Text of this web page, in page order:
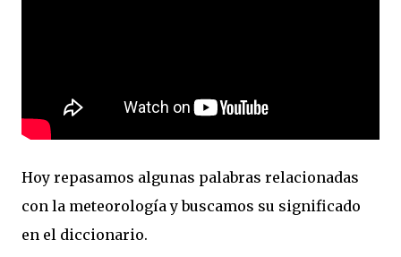
Hoy repasamos algunas palabras relacionadas
con la meteorología y buscamos su significado
en el diccionario.